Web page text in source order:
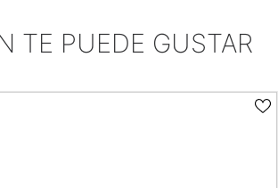
TE PUEDE GUSTAR